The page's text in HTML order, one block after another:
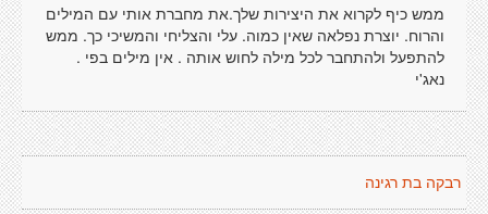
ממש כיף לקרוא את היצירות שלך.את מחברת אותי עם המילים
והרוח. יוצרת נפלאה שאין כמוה. עלי והצליחי והמשיכי כך. ממש
להתפעל ולהתחבר לכל מילה לחוש אותה . אין מילים בפי .
נאג'י
רבקה בת רגינה